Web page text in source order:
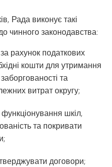
Рада виконує такі
чинного законодавства:
рахунок податкових
кошти для утримання
та
витрат округу;
шкіл,
та покривати
договори;